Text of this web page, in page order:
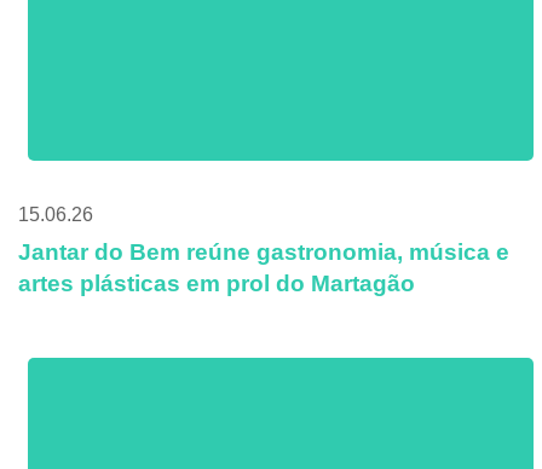
15.06.26
Jantar do Bem reúne gastronomia, música e
artes plásticas em prol do Martagão